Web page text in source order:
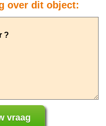
over dit object: